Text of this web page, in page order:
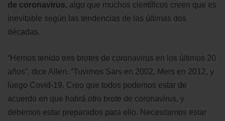
de coronavirus, algo que muchos científicos creen que es
inevitable según las tendencias de las últimas dos
décadas.
“Hemos tenido tres brotes de coronavirus en los últimos 20
años”, dice Allen. “Tuvimos Sars en 2002, Mers en 2012, y
luego Covid-19. Creo que todos podemos estar de
acuerdo en que habrá otro brote de coronavirus, y
debemos estar preparados para ello. Necesitamos estar